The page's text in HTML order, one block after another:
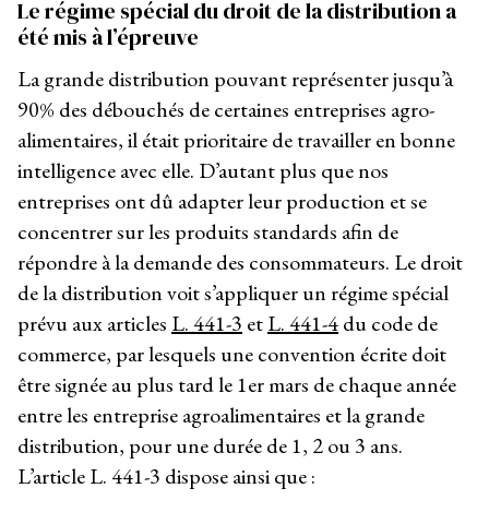
Le régime spécial du droit de la distribution a
été mis à l’épreuve
La grande distribution pouvant représenter jusqu’à
90% des débouchés de certaines entreprises agro-
alimentaires, il était prioritaire de travailler en bonne
intelligence avec elle. D’autant plus que nos
entreprises ont dû adapter leur production et se
concentrer sur les produits standards afin de
répondre à la demande des consommateurs. Le droit
de la distribution voit s’appliquer un régime spécial
prévu aux articles L. 441-3 etL. 441-4du code de
commerce, par lesquels une convention écrite doit
être signée au plus tard le 1ermars de chaque année
entre les entreprise agroalimentaires et la grande
distribution, pour une durée de 1, 2 ou 3 ans.
L’article L. 441-3 dispose ainsi que :